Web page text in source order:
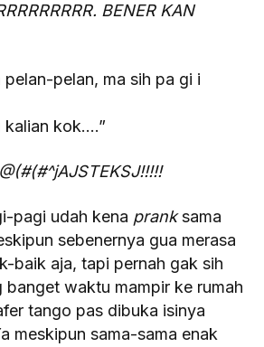
BENER KAN
pelan-pelan, ma sih pa gi i
kalian kok….”
pagi udah kena pranksama
sebenernya gua merasa
baik aja, tapi pernah gak sih
banget waktu mampir ke rumah
tango pas dibuka isinya
meskipun sama-sama enak